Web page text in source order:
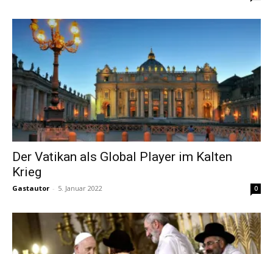
Der Vatikan als Global Player im Kalten
Krieg
Gastautor - 5. Januar 2022 0